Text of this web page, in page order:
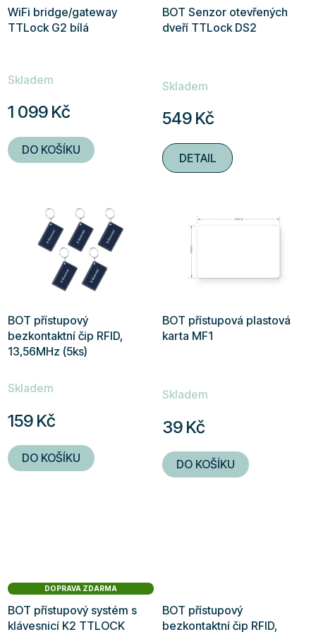
WiFi bridge/gateway
TTLock G2 bílá
hodnocení
je
4,9
z
Skladem
1 099 Kč
DO KOŠÍKU
BOT Senzor otevřených
dveří TTLock DS2
Skladem
549 Kč
DETAIL
BOT přístupový
bezkontaktní čip RFID,
13,56MHz (5ks)
hodnocení
produktu
je
5,0
z
Skladem
159 Kč
DO KOŠÍKU
BOT přístupová plastová
karta MF1
Skladem
39 Kč
DO KOŠÍKU
DOPRAVA ZDARMA
BOT přístupový systém s
klávesnicí K2 TTLOCK
BOT přístupový
bezkontaktní čip RFID,